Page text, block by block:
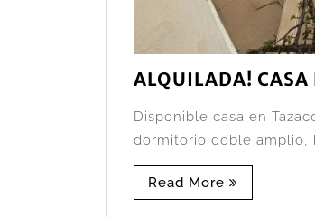
ALQUILADA! CASA
Disponible casa en
dormitorio doble amplio,
Read More